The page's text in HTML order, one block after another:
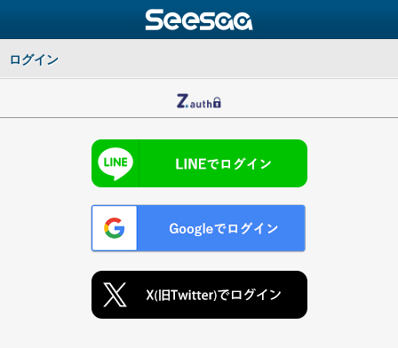
ログイン